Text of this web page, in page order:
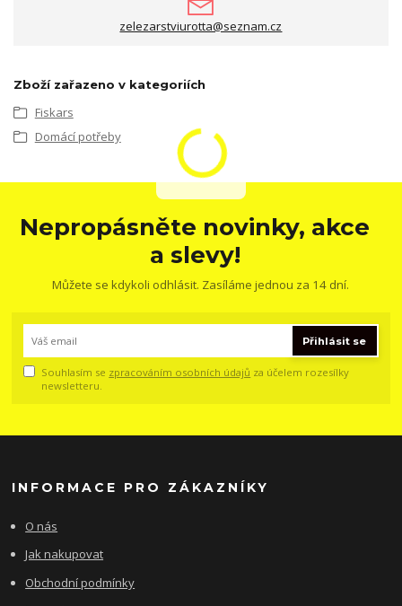
zelezarstviurotta@seznam.cz
Zboží zařazeno v kategoriích
Fiskars
Domácí potřeby
Nepropásněte novinky, akce
a slevy!
Můžete se kdykoli odhlásit. Zasíláme jednou za 14 dní.
Přihlásit se
Souhlasím se zpracováním osobních údajů za účelem rozesílky
newsletteru.
INFORMACE PRO ZÁKAZNÍKY
O nás
Jak nakupovat
Obchodní podmínky